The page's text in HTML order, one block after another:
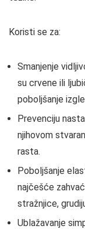
Koristi se za:
Smanjenje
su crvene ili
poboljšanje
Prevenciju
njihovom
rasta.
Poboljšanje
najčešće
stražnjice,
Ublažavanje